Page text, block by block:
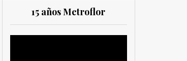
15 años Metroflor